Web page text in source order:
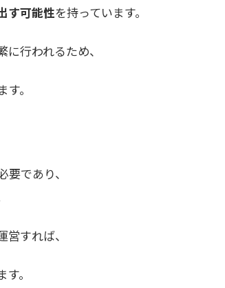
す可能性を持っています。
行われるため、
。
であり、
すれば、
。